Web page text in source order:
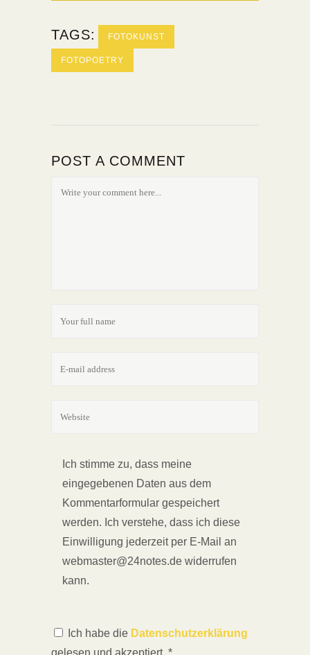
TAGS: FOTOKUNST
FOTOPOETRY
POST A COMMENT
Ich stimme zu, dass meine
eingegebenen Daten aus dem
Kommentarformular gespeichert
werden. Ich verstehe, dass ich diese
Einwilligung jederzeit per E-Mail an
webmaster@24notes.de widerrufen
kann.
Ich habe die Datenschutzerklärung
gelesen und akzeptiert. *